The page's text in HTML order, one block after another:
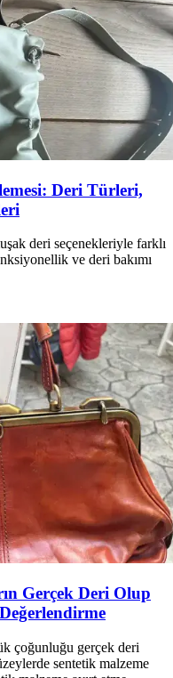
Deri Türleri,
deri seçenekleriyle farklı
ve deri bakımı
Gerçek Deri Olup
çoğunluğu gerçek deri
sentetik malzeme